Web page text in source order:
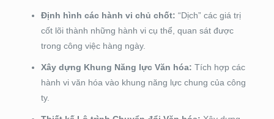
Định hình các hành vi chủ chốt: “Dịch” các giá trị
cốt lõi thành những hành vi cụ thể, quan sát được
trong công việc hàng ngày.
Xây dựng Khung Năng lực Văn hóa: Tích hợp các
hành vi văn hóa vào khung năng lực chung của công
ty.